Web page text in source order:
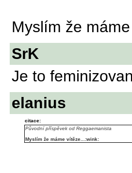
Myslím že
SrK
Je to
elanius
citace:
Původní příspěvek od Reggaemanista
Myslím že máme vítěze...:wink: